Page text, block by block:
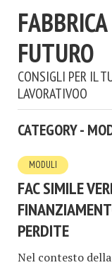
FUTURO
CONSIGLI PER IL
LAVORATIVOO
CATEGORY -
MODULI
FAC SIMILE
PERDITE​
Nel contesto